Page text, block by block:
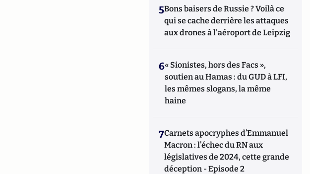
5Bons baisers de Russie ? Voilà ce
qui se cache derrière les attaques
aux drones à l'aéroport de Leipzig
6« Sionistes, hors des Facs »,
soutien au Hamas : du GUD à LFI,
les mêmes slogans, la même
haine
7Carnets apocryphes d’Emmanuel
Macron : l’échec du RN aux
législatives de 2024, cette grande
déception - Episode 2